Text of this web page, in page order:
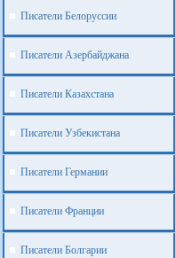
Писатели Белоруссии
Писатели Азербайджана
Писатели Казахстана
Писатели Узбекистана
Писатели Германии
Писатели Франции
Писатели Болгарии